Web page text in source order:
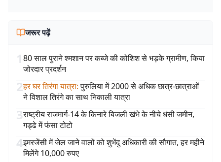
जरूर पढ़ें
180 साल पुराने श्मशान पर कब्जे की कोशिश से भड़के ग्रामीण, किया
जोरदार प्रदर्शन
2हर घर तिरंगा यात्रा: पुरुलिया में 2000 से अधिक छात्र-छात्राओं
ने विशाल तिरंगे का साथ निकाली यात्रा
3राष्ट्रीय राजमार्ग-14 के किनारे बिजली खंभे के नीचे धंसी जमीन,
गड्ढे में फंसा टोटो
4इमरजेंसी में जेल जाने वालों को शुभेंदु अधिकारी की सौगात, हर महीने
मिलेंगे 10,000 रुपए